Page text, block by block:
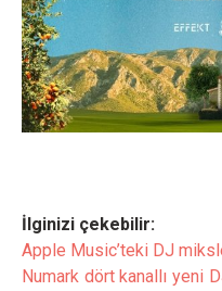
İlginizi çekebilir:
Apple Music’teki DJ
Numark dört kanallı yeni